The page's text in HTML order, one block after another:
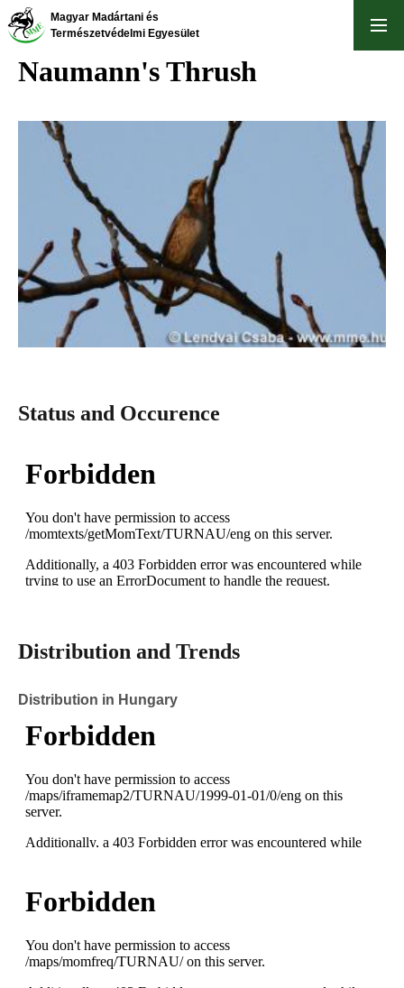
Skip
to
content
Magyar Madártani és
Természetvédelmi Egyesület
Naumann's Thrush
Status and Occurence
Distribution and Trends
Distribution in Hungary